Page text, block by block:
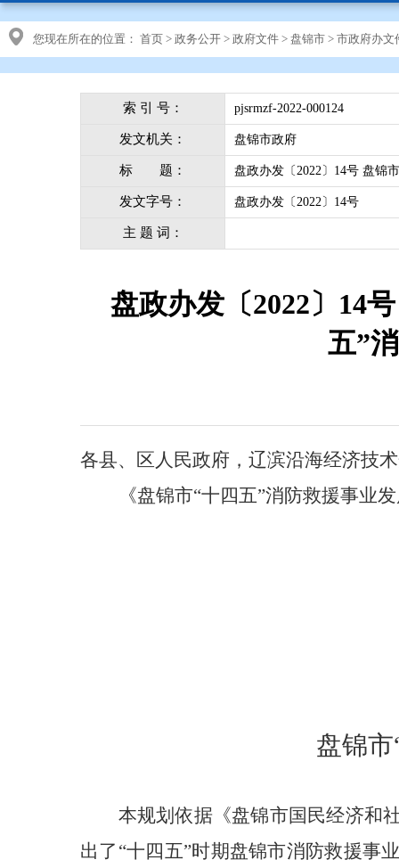
您现在所在的位置： 首页 > 政务公开 > 政府文件 > 盘锦市 > 市政府办文
索 引 号： pjsrmzf-2022-000124
发文机关： 盘锦市政府
标 题： 盘政办发〔2022〕14号 盘锦
发文字号： 盘政办发〔2022〕14号
主 题 词：
盘政办发〔2022〕14
五”
各县、区人民政府， 辽滨沿海经济技
《盘锦市“十四五”消防救援事业
盘锦
本规划依据《盘锦市国民经济和
出了“十四五”时期盘锦市消防救援事